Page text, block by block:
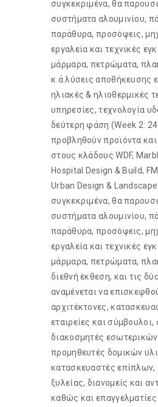
συγκεκριμένα, θα
συστήματα αλουμινίου,
παράθυρα, προσόψεις,
εργαλεία και τεχνικές
μάρμαρα, πετρώματα,
κ.ά.λύσεις αποθήκευσης
ηλιακές & ηλιοθερμικές
υπηρεσίες, τεχνολογία
δεύτερη φάση (Week 2:
προβληθούν προϊόντα
στους κλάδους WDF,
Hospital Design & Build,
Urban Design &
συγκεκριμένα, θα
συστήματα αλουμινίου,
παράθυρα, προσόψεις,
εργαλεία και τεχνικές
μάρμαρα, πετρώματα,
διεθνή έκθεση, και τις
αναμένεται να
αρχιτέκτονες,
εταιρείες και σύμβουλοι,
διακοσμητές
προμηθευτές δομικών
κατασκευαστές επίπλων,
ξυλείας, διανομείς και
καθώς και επαγγελματίες